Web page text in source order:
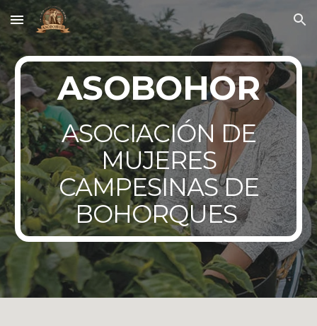
Skip to main content Skip to navigation
ASOBOHOR
ASOCIACIÓN DE
MUJERES
CAMPESINAS DE
BOHORQUES